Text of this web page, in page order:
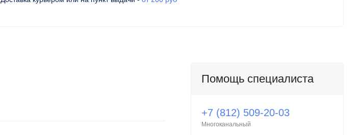
Помощь специалиста
+7 (812) 509-20-03
Многоканальный